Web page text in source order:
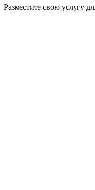
Разместите свою услугу